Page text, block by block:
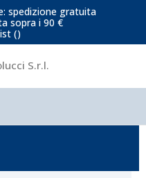
sopra i 90 €
()